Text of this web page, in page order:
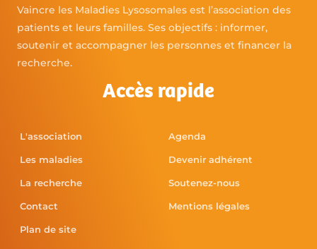
Vaincre les Maladies Lysosomales est l’association des
patients et leurs familles. Ses objectifs : informer,
soutenir et accompagner les personnes et financer la
recherche.
Accès rapide
L'association
Les maladies
La recherche
Contact
Plan de site
Agenda
Devenir adhérent
Soutenez-nous
Mentions légales